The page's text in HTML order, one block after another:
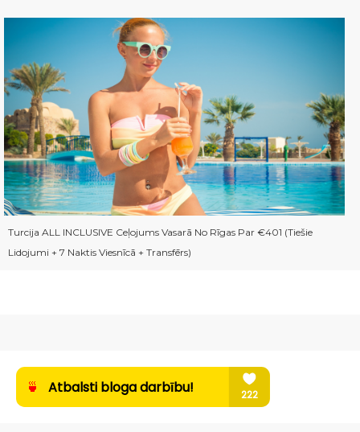
Turcija ALL INCLUSIVE Ceļojums Vasarā No Rīgas Par €401 (tiešie
Lidojumi + 7 Naktis Viesnīcā + Transfērs)